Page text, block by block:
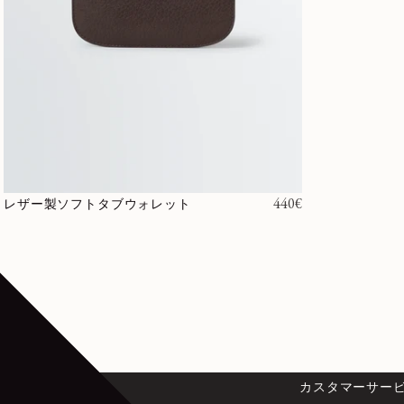
レザー製ソフトタブウォレット 通常価格
440€
カスタマーサー